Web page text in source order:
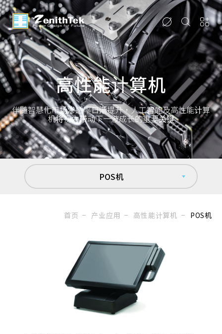
高性能计算机
伴随智慧化市场渗透率日渐提升，人工智能及高性能计算
机将视为带动下一波成长的重要关键
POS机
首页 产业应用 高性能计算机 POS机